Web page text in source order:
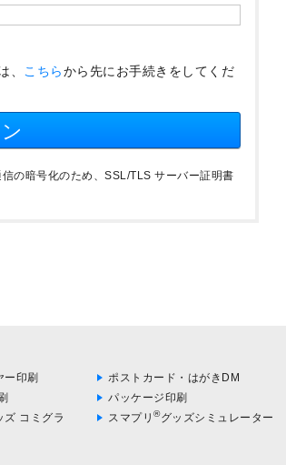
、 こちらから先にお手続きをしてくだ
の暗号化のため、SSL/TLS サーバー証明書
ー印刷 ポストカード・はがきDM
パッケージ印刷
ズ コミグラ スマプリ ®グッズシミュレーター